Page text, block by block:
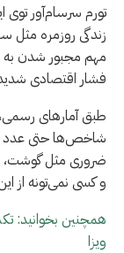
تورم سرسام‌آور توی
زندگی روزمره مثل
مهم مجبور شدن به
فشار اقتصادی
ضروری مثل گوشت،
و کسی نمی‌تونه از
همچنین بخوانید:
ویزا